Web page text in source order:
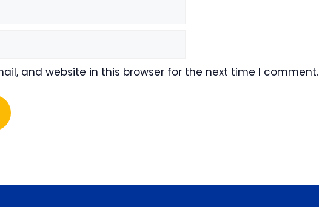
and website in this browser for the next time I comment.